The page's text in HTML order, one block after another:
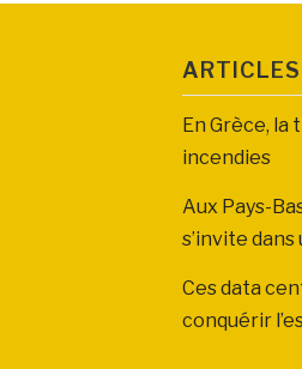
En Grèce, la
incendies
Aux Pays-
s’invite
Ces data
conquérir